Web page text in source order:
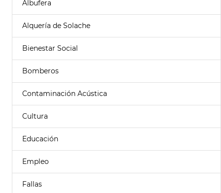
Albufera
Alquería de Solache
Bienestar Social
Bomberos
Contaminación Acústica
Cultura
Educación
Empleo
Fallas